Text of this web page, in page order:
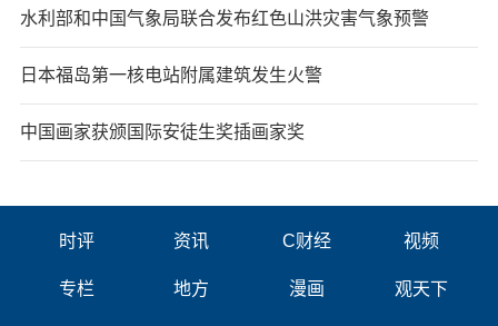
水利部和中国气象局联合发布红色山洪灾害气象预警
日本福岛第一核电站附属建筑发生火警
中国画家获颁国际安徒生奖插画家奖
时评 资讯 C财经 视频
专栏 地方 漫画 观天下